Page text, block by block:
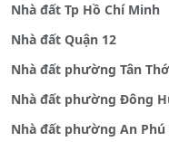
Nhà đất Tp Hồ Chí Minh
Nhà đất Quận 12
Nhà đất phường Tân
Nhà đất phường Đông
Nhà đất phường An